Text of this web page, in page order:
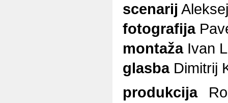
scenarij
fotografija
montaža Ivan
glasbaDimitrij
produkcija